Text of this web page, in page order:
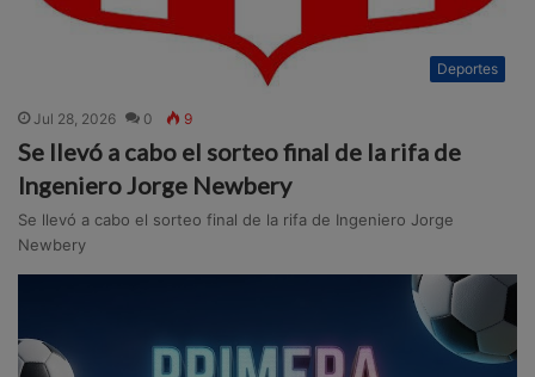
Deportes
Jul 28, 2026 0 9
Se llevó a cabo el sorteo final de la rifa de
Ingeniero Jorge Newbery
Se llevó a cabo el sorteo final de la rifa de Ingeniero Jorge
Newbery